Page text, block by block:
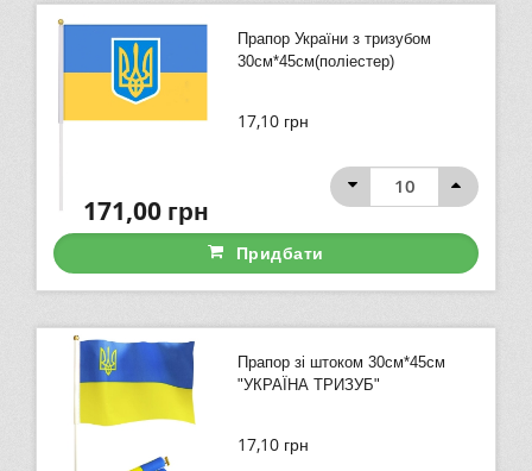
Прапор України з тризубом
30см*45см(поліестер)
17,10 грн
171,00грн
Придбати
Прапор зі штоком 30см*45см
"УКРАЇНА ТРИЗУБ"
17,10 грн